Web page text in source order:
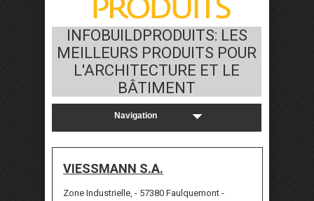
INFOBUILDPRODUITS: LES
MEILLEURS PRODUITS POUR
L'ARCHITECTURE ET LE
BÂTIMENT
VIESSMANN S.A.
Zone Industrielle, - 57380 Faulquemont -